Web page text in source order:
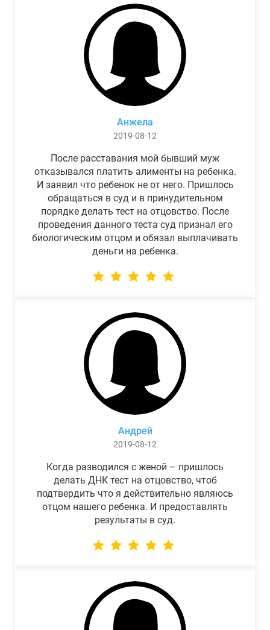
Анжела
2019-08-12
После расставания мой бывший муж
отказывался платить алименты на ребенка.
И заявил что ребенок не от него. Пришлось
обращаться в суд и в принудительном
порядке делать тест на отцовство. После
проведения данного теста суд признал его
биологическим отцом и обязал выплачивать
деньги на ребенка.
Андрей
2019-08-12
Когда разводился с женой – пришлось
делать ДНК тест на отцовство, чтоб
подтвердить что я действительно являюсь
отцом нашего ребенка. И предоставлять
результаты в суд.